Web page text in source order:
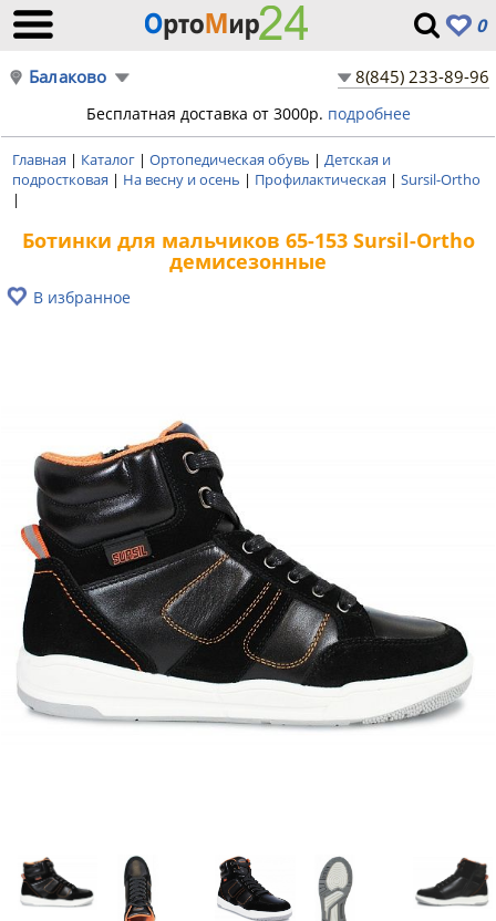
0
Балаково 8(845) 233-89-96
Бесплатная доставка от 3000р. подробнее
Главная | Каталог | Ортопедическая обувь | Детская и
подростковая | На весну и осень | Профилактическая | Sursil-Ortho
|
Ботинки для мальчиков 65-153 Sursil-Ortho
демисезонные
В избранное